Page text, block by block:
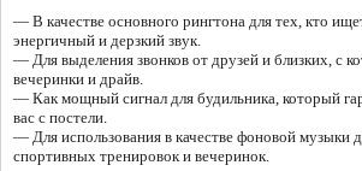
— В качестве основного рингтона для тех, кто
энергичный и дерзкий звук.
— Для выделения звонков от друзей и близких, с
вечеринки и драйв.
— Как мощный сигнал для будильника, который
вас с постели.
— Для использования в качестве фоновой музыки
спортивных тренировок и вечеринок.